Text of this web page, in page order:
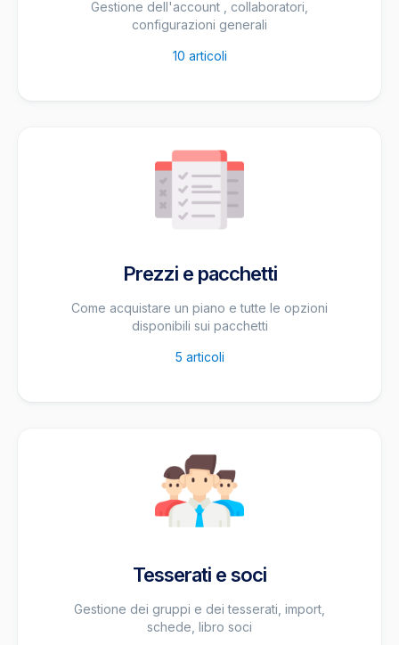
Gestione dell'account , collaboratori,
configurazioni generali
10 articoli
Prezzi e pacchetti
Come acquistare un piano e tutte le opzioni
disponibili sui pacchetti
5 articoli
Tesserati e soci
Gestione dei gruppi e dei tesserati, import,
schede, libro soci